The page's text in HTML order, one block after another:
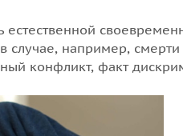
случае, например,
конфликт, факт